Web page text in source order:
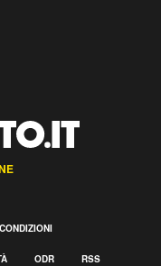
ODR RSS